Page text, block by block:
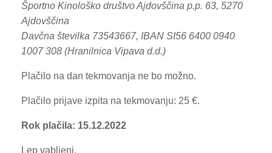
Športno Kinološko društvo Ajdovščina p.p. 63, 5270
Ajdovščina
Davčna številka 73543667, IBAN SI56 6400 0940
1007 308 (Hranilnica Vipava d.d.)
Plačilo na dan tekmovanja ne bo možno.
Plačilo prijave izpita na tekmovanju: 25 €.
Rok plačila: 15.12.2022
Lep vabljeni.